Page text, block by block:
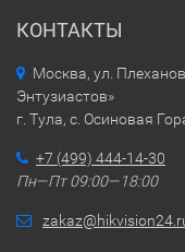
КОНТАКТЫ
Москва, ул.
Энтузиастов»
г. Тула, с. Осиновая
+7 (499) 444-14-30
Пн—Пт 09:00—18:00